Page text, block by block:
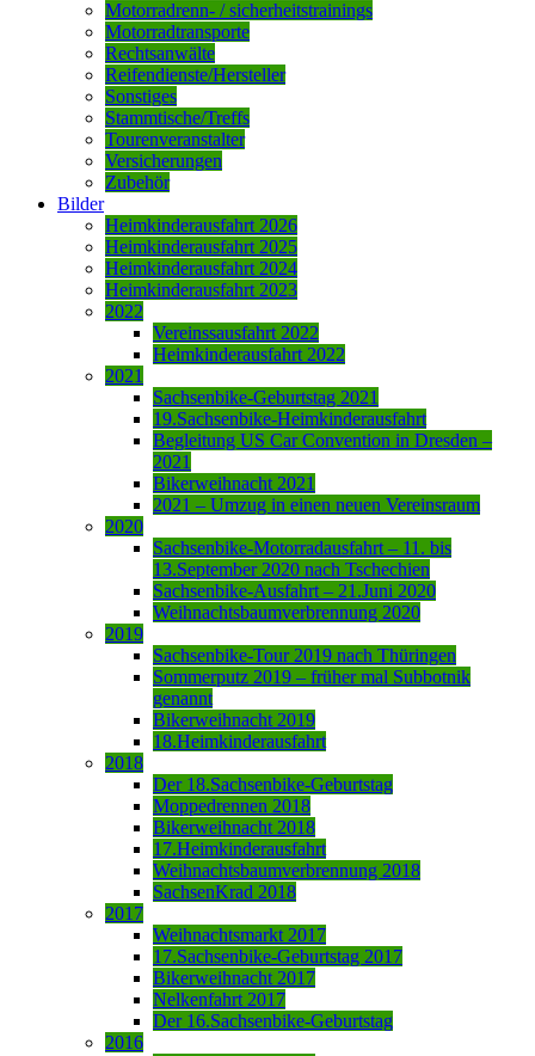
Motorradrenn- / sicherheitstrainings
Motorradtransporte
Rechtsanwälte
Reifendienste/Hersteller
Sonstiges
Stammtische/Treffs
Tourenveranstalter
Versicherungen
Zubehör
Bilder
Heimkinderausfahrt 2026
Heimkinderausfahrt 2025
Heimkinderausfahrt 2024
Heimkinderausfahrt 2023
2022
Vereinssausfahrt 2022
Heimkinderausfahrt 2022
2021
Sachsenbike-Geburtstag 2021
19.Sachsenbike-Heimkinderausfahrt
Begleitung US Car Convention in Dresden –
2021
Bikerweihnacht 2021
2021 – Umzug in einen neuen Vereinsraum
2020
Sachsenbike-Motorradausfahrt – 11. bis
13.September 2020 nach Tschechien
Sachsenbike-Ausfahrt – 21.Juni 2020
Weihnachtsbaumverbrennung 2020
2019
Sachsenbike-Tour 2019 nach Thüringen
Sommerputz 2019 – früher mal Subbotnik
genannt
Bikerweihnacht 2019
18.Heimkinderausfahrt
2018
Der 18.Sachsenbike-Geburtstag
Moppedrennen 2018
Bikerweihnacht 2018
17.Heimkinderausfahrt
Weihnachtsbaumverbrennung 2018
SachsenKrad 2018
2017
Weihnachtsmarkt 2017
17.Sachsenbike-Geburtstag 2017
Bikerweihnacht 2017
Nelkenfahrt 2017
Der 16.Sachsenbike-Geburtstag
2016